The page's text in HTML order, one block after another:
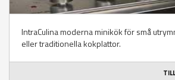
IntraCulina moderna minikök för små
eller traditionella kokplattor.